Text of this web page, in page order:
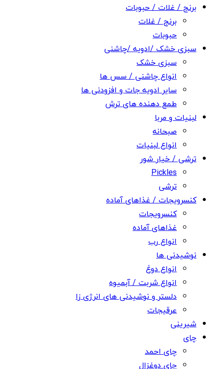
برنج / غلات / حبوبات
برنج / غلات
حبوبات
سبزی خشک /ادویه /چاشنی
سبزی خشک
انواع چاشنی / سس ها
سایر ادویه جات و افزودنی ها
طمع دهنده های ترش
لبنیات و مربا
صبحانه
انواع لبنیات
ترشی / خیار شور
Pickles
ترشی
کنسرویجات / غذاهای آماده
کنسرویجات
غذاهای آماده
انواع رب
نوشیدنی ها
انواع دوغ
انواع شربت / آبمیوه
دلستر و نوشیدنی های انرژی زا
عرقیجات
شیرینی
چای
چای احمد
چای دوغزال